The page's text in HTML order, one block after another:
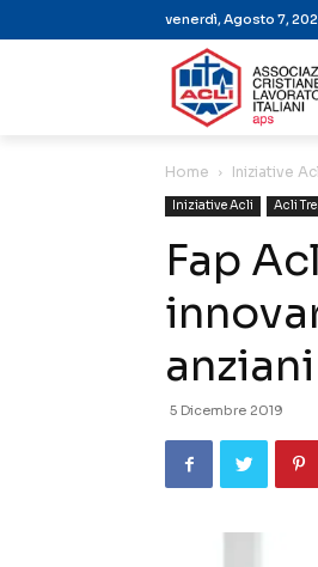
venerdì, Agosto 7,
Home Iniziative
Iniziative Acli Acli
Fap
anziani
5 Dicembre 2019